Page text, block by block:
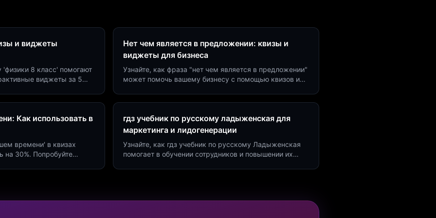
и виджеты
'физики 8 класс' помогают
виджеты за 5
Нет чем является в предложении: квизы и
виджеты для бизнеса
Узнайте, как фраза "нет чем является в предложении"
может помочь вашему бизнесу с помощью квизов и
Как использовать в
времени' в квизах
на 30%. Попробуйте
гдз учебник по русскому ладыженская для
маркетинга и лидогенерации
Узнайте, как гдз учебник по русскому Ладыженская
помогает в обучении сотрудников и повышении их